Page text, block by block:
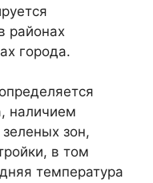
районах
города.
наличием
зон,
в том
температура